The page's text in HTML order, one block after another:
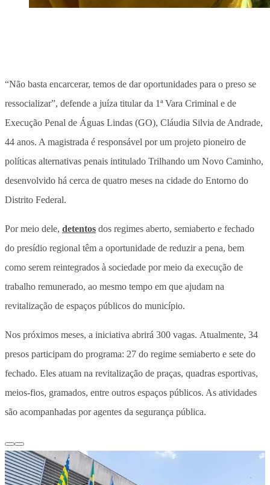
“Não basta encarcerar, temos de dar oportunidades para o preso se
ressocializar”, defende a juíza titular da 1ª Vara Criminal e de
Execução Penal de Águas Lindas (GO), Cláudia Silvia de Andrade,
44 anos. A magistrada é responsável por um projeto pioneiro de
políticas alternativas penais intitulado Trilhando um Novo Caminho,
desenvolvido há cerca de quatro meses na cidade do Entorno do
Distrito Federal.
Por meio dele, detentos dos regimes aberto, semiaberto e fechado
do presídio regional têm a oportunidade de reduzir a pena, bem
como serem reintegrados à sociedade por meio da execução de
trabalho remunerado, ao mesmo tempo em que ajudam na
revitalização de espaços públicos do município.
Nos próximos meses, a iniciativa abrirá 300 vagas. Atualmente, 34
presos participam do programa: 27 do regime semiaberto e sete do
fechado. Eles atuam na revitalização de praças, quadras esportivas,
meios-fios, gramados, entre outros espaços públicos. As atividades
são acompanhadas por agentes da segurança pública.